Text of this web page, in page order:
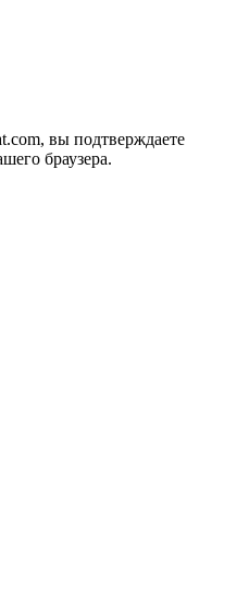
вы подтверждаете
браузера.